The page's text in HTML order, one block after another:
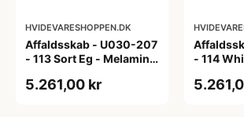
HVIDEVARESHOPPEN.DK
Affaldsskab - U030-207
- 113 Sort Eg - Melamin,
5.261,00 kr
- 114